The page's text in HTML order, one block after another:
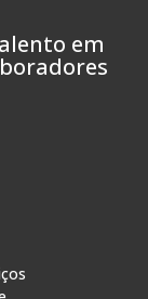
em